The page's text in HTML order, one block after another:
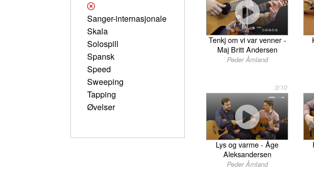
Sanger-internasjonale
Skala
Solospill
Spansk
Speed
Sweeping
Tapping
Øvelser
Tenkj om vi var venner -
Maj Britt Andersen
Peder Åmland
3/10
Lys og varme - Åge
Aleksandersen
Peder Åmland